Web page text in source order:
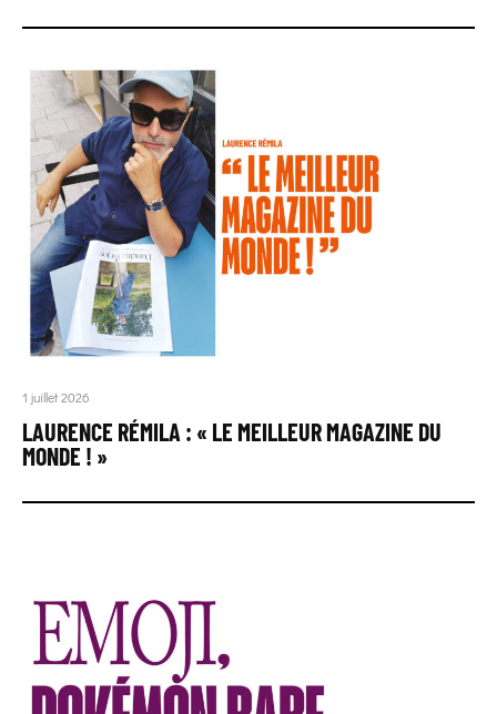
1 juillet 2026
LAURENCE RÉMILA : « LE MEILLEUR MAGAZINE DU
MONDE ! »